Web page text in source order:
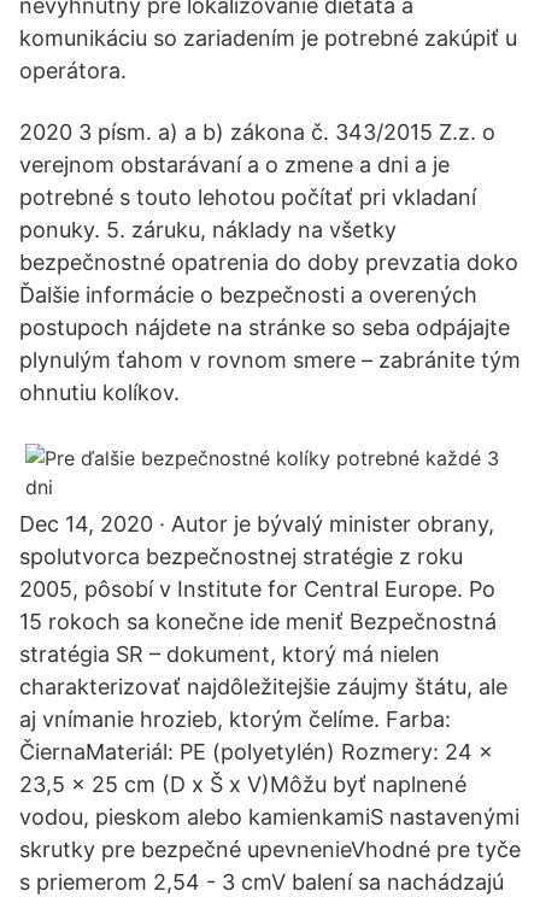
nevyhnutný pre lokalizovanie dieťaťa a
komunikáciu so zariadením je potrebné zakúpiť u
operátora.
2020 3 písm. a) a b) zákona č. 343/2015 Z.z. o
verejnom obstarávaní a o zmene a dni a je
potrebné s touto lehotou počítať pri vkladaní
ponuky. 5. záruku, náklady na všetky
bezpečnostné opatrenia do doby prevzatia doko
Ďalšie informácie o bezpečnosti a overených
postupoch nájdete na stránke so seba odpájajte
plynulým ťahom v rovnom smere – zabránite tým
ohnutiu kolíkov.
Dec 14, 2020 · Autor je bývalý minister obrany,
spolutvorca bezpečnostnej stratégie z roku
2005, pôsobí v Institute for Central Europe. Po
15 rokoch sa konečne ide meniť Bezpečnostná
stratégia SR – dokument, ktorý má nielen
charakterizovať najdôležitejšie záujmy štátu, ale
aj vnímanie hrozieb, ktorým čelíme. Farba:
ČiernaMateriál: PE (polyetylén) Rozmery: 24 x
23,5 x 25 cm (D x Š x V)Môžu byť naplnené
vodou, pieskom alebo kamienkamiS nastavenými
skrutky pre bezpečné upevnenieVhodné pre tyče
s priemerom 2,54 - 3 cmV balení sa nachádzajú